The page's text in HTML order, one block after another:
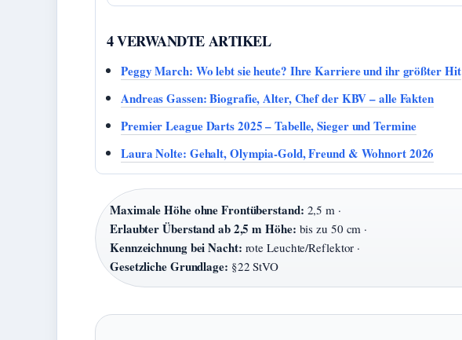
4 VERWANDTE ARTIKEL
Peggy March: Wo lebt sie heute? Ihre Karriere und ihr größter Hit
Andreas Gassen: Biografie, Alter, Chef der KBV – alle Fakten
Premier League Darts 2025 – Tabelle, Sieger und Termine
Laura Nolte: Gehalt, Olympia-Gold, Freund & Wohnort 2026
Maximale Höhe ohne Frontüberstand: 2,5 m ·
Erlaubter Überstand ab 2,5 m Höhe: bis zu 50 cm ·
Kennzeichnung bei Nacht: rote Leuchte/Reflektor ·
Gesetzliche Grundlage: §22 StVO